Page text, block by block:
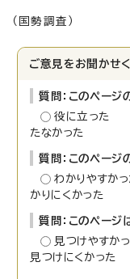
（国勢調査）
ご意見をお聞かせ
質問：このページ
役に立った
たなかった
質問：このページ
わかりやすか
かりにくかった
質問：このページ
見つけやすか
見つけにくかった